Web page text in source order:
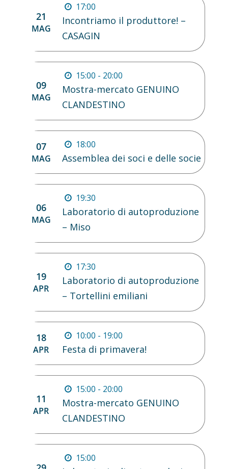
21
MAG
17:00
Incontriamo il produttore! –
CASAGIN
09
MAG
15:00 - 20:00
Mostra-mercato GENUINO
CLANDESTINO
07
MAG
18:00
Assemblea dei soci e delle socie
06
MAG
19:30
Laboratorio di autoproduzione
– Miso
19
APR
17:30
Laboratorio di autoproduzione
– Tortellini emiliani
18
APR
10:00 - 19:00
Festa di primavera!
11
APR
15:00 - 20:00
Mostra-mercato GENUINO
CLANDESTINO
15:00